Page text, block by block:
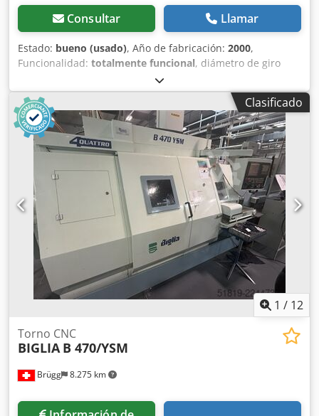
Consultar Llamar
Estado: bueno (usado), Año de fabricación: 2000,
Funcionalidad: totalmente funcional, diámetro de giro
210 mm
mm, diámetro de giro:330 mm, agujero del husillo:40
mm, velocidad del cabezal (máx.):3.500 rpm, potencia del
motor del husillo:7 W, Equipamiento:documentación /
manual
, Año de fabricación: 2000 Longitud de torneado:
1000 mm Diámetro de torneado sobre bancada: 330 mm
Diámetro sobre carro transversal: 210 mm Distancia entre
puntos: 1000 mm Tipo de control: FANUC Crodpfx Ajxd
Aigeh Uof Nariz del husillo: Camlock D1-4 Diámetro interior
del husillo: 40 mm Velocidad máxima del husillo: 3500 rpm
Potencia del motor del husillo: 7,5 kW Dimensiones (Largo
x Ancho x Alto): 2100,0 × 1200,0 × 1600,0 mm Peso: 1200 kg
Clasificado
1 / 12
Brügg 8.275 km
Torno CNC
BIGLIA B 470/YSM